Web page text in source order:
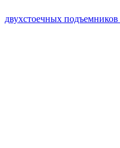
двухстоечных подъемников